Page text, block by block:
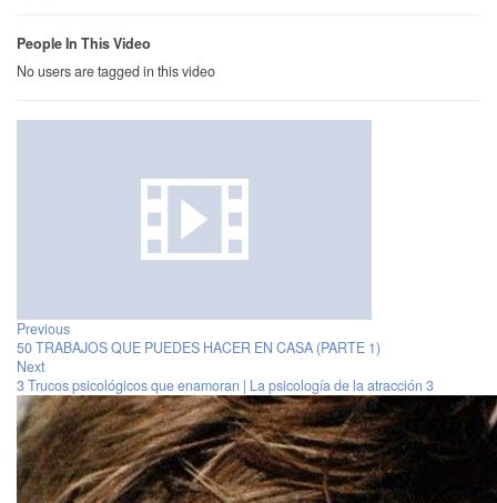
People In This Video
No users are tagged in this video
Previous
50 TRABAJOS QUE PUEDES HACER EN CASA (PARTE 1)
Next
3 Trucos psicológicos que enamoran | La psicología de la atracción 3